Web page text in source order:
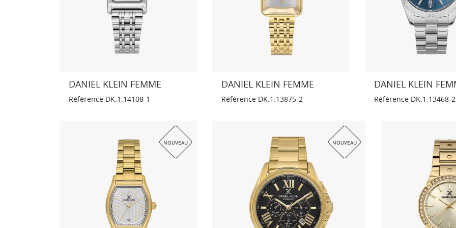
DANIEL KLEIN FEMME
Référence DK.1.14108-1
DANIEL KLEIN FEMME
Référence DK.1.13875-2
DANIEL KLEIN
Référence DK.1.13468-2
NOUVEAU NOUVEAU